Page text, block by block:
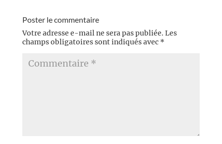
Poster le commentaire
Votre adresse e-mail ne sera pas publiée. Les
champs obligatoires sont indiqués avec *